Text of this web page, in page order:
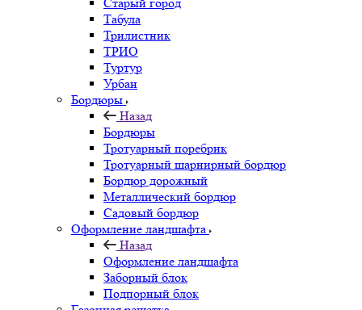
Табула
Трилистник
ТРИО
Туртур
Урбан
Бордюры
Назад
Бордюры
Тротуарный поребрик
Тротуарный шарнирный бордюр
Бордюр дорожный
Металлический бордюр
Садовый бордюр
Оформление ландшафта
Назад
Оформление ландшафта
Заборный блок
Подпорный блок